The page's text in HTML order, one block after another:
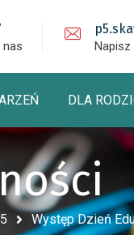
DLA
Występ Dzień